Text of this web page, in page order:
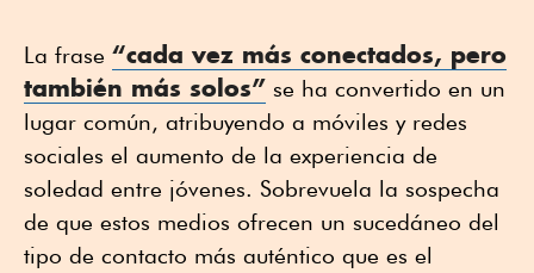
La frase “cada vez más conectados, pero
también más solos” se ha convertido en un
lugar común, atribuyendo a móviles y redes
sociales el aumento de la experiencia de
soledad entre jóvenes. Sobrevuela la sospecha
de que estos medios ofrecen un sucedáneo del
tipo de contacto más auténtico que es el